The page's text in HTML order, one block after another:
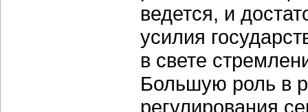
ведется, и
усилия
в свете
Большую роль в
регулирования